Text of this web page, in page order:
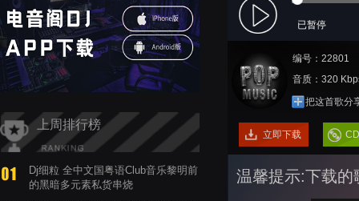
上周排行榜
Dj细粒 全中文国粤语Club音乐黎明前
的黑暗多元素私货串烧
已暂停
编号：22801
音质：320
把这首歌分
立即下载
温馨提示:下载的